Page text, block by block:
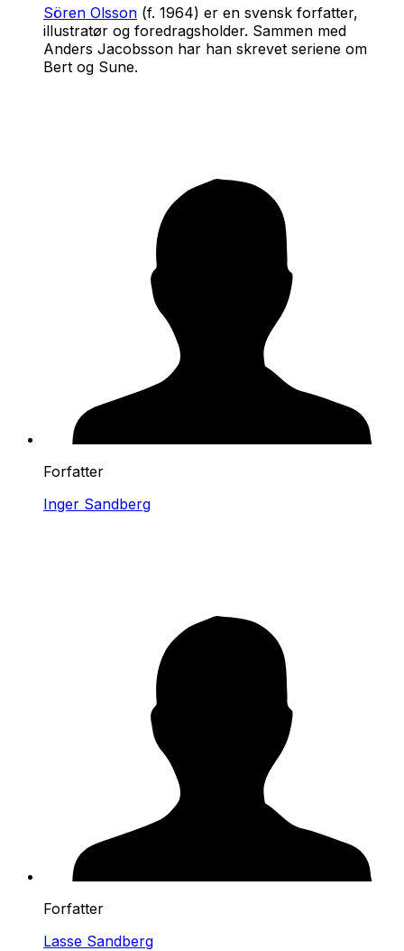
Sören Olsson (f. 1964) er en svensk forfatter,
illustratør og foredragsholder. Sammen med
Anders Jacobsson har han skrevet seriene om
Bert og Sune.
Forfatter
Inger Sandberg
Forfatter
Lasse Sandberg